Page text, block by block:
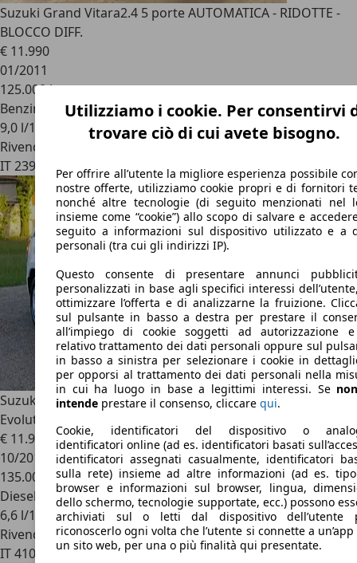
Suzuki Grand Vitara2.4 5 porte AUTOMATICA - RIDOTTE -
BLOCCO DIFF.
€ 11.990
01/2011
125.000 km
Benzina
9,0 l/100 km (comb.)
Rivenditore
IT 23900
Lecco
Suzuki Grand VitaraGrand Vitara II 2006 1.9 ddis offroad
Evolution 5p
€ 11.999
10/2013
135.000 km
Diesel
6,6 l/100 km (comb.)
Rivenditore
IT 41012
Carpi - Mo
Utilizziamo i cookie. Per consentirvi
trovare ciò di cui avete bisogno.
Per offrire all’utente la migliore esperienza possibile
nostre offerte, utilizziamo cookie propri e di fornitori
nonché altre tecnologie (di seguito menzionati nel
insieme come “cookie”) allo scopo di salvare e
seguito a informazioni sul dispositivo utilizzato e a
personali (tra cui gli indirizzi IP).
Questo consente di presentare annunci
personalizzati in base agli specifici interessi
ottimizzare l’offerta e di analizzarne la fruizione.
sul pulsante in basso a destra per prestare il
all’impiego di cookie soggetti ad autorizzazione
relativo trattamento dei dati personali oppure sul
in basso a sinistra per selezionare i cookie in
per opporsi al trattamento dei dati personali nella
in cui ha luogo in base a legittimi interessi. Se
intende prestare il consenso, cliccare qui.
Cookie, identificatori del dispositivo o
identificatori online (ad es. identificatori basati
identificatori assegnati casualmente, identificatori
sulla rete) insieme ad altre informazioni (ad es.
browser e informazioni sul browser, lingua,
dello schermo, tecnologie supportate, ecc.) possono
archiviati sul o letti dal dispositivo dell’utente
riconoscerlo ogni volta che l’utente si connette a un’app
un sito web, per una o più finalità qui presentate.